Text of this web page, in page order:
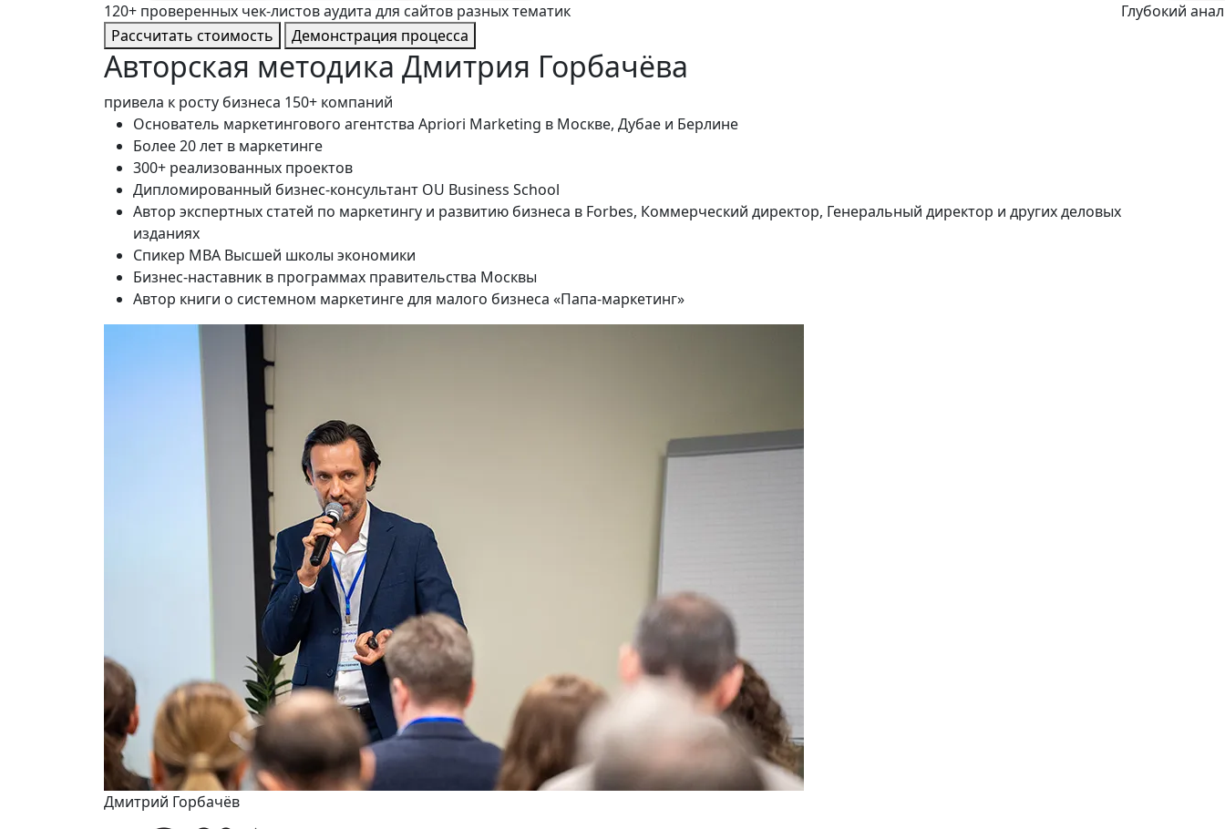
120+ проверенных чек-листов аудита для сайтов разных тематик
Глубокий
Рассчитать стоимость
Демонстрация процесса
Авторская методика Дмитрия Горбачёва
привела к росту бизнеса 150+ компаний
Основатель маркетингового агентства Apriori Marketing в Москве, Дубае и Берлине
Более 20 лет в маркетинге
300+ реализованных проектов
Дипломированный бизнес-консультант OU Business School
Автор экспертных статей по маркетингу и развитию бизнеса в Forbes, Коммерческий директор, Генеральный директор и других деловых
изданиях
Спикер MBA Высшей школы экономики
Бизнес-наставник в программах правительства Москвы
Автор книги о системном маркетинге для малого бизнеса «Папа-маркетинг»
Дмитрий Горбачёв